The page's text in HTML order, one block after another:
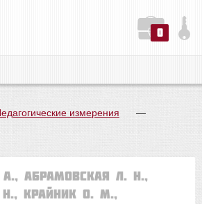
0
измерения
—
Абрамовская Л. Н.,
Крайник О. М.,